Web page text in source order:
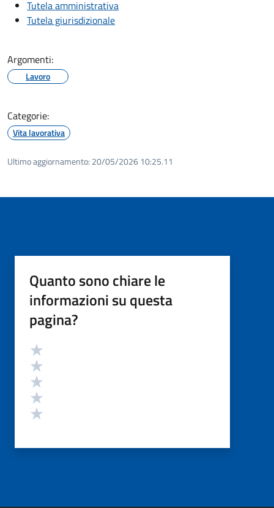
Tutela amministrativa
Tutela giurisdizionale
Argomenti:
Lavoro
Categorie:
Vita lavorativa
Ultimo aggiornamento: 20/05/2026 10:25.11
Quanto sono chiare le
informazioni su questa
pagina?
Valutazione